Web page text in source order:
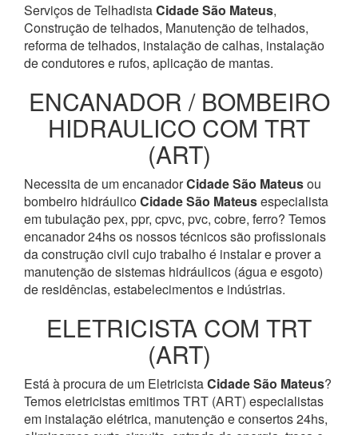
Serviços de TelhadistaCidade São Mateus,
Construção de telhados, Manutenção de telhados,
reforma de telhados, instalação de calhas, instalação
de condutores e rufos, aplicação de mantas.
ENCANADOR / BOMBEIRO
HIDRAULICO COM TRT
(ART)
Necessita de um encanadorCidade São Mateusou
bombeiro hidráulicoCidade São Mateusespecialista
em tubulação pex, ppr, cpvc, pvc, cobre, ferro? Temos
encanador 24hs os nossos técnicos são profissionais
da construção civil cujo trabalho é instalar e prover a
manutenção de sistemas hidráulicos (água e esgoto)
de residências, estabelecimentos e indústrias.
ELETRICISTA COM TRT
(ART)
Está à procura de um EletricistaCidade São Mateus?
Temos eletricistas emitimos TRT (ART) especialistas
em instalação elétrica, manutenção e consertos 24hs,